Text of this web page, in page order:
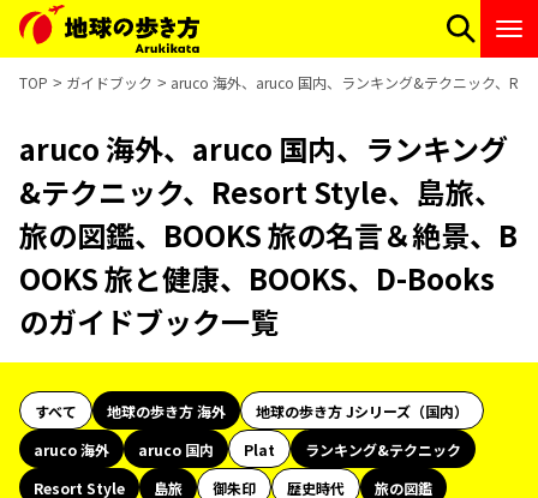
TOP ガイドブック aruco 海外、aruco 国内、ランキング&テクニック、
aruco 海外、aruco 国内、ランキング
&テクニック、Resort Style、島旅、
旅の図鑑、BOOKS 旅の名言＆絶景、B
OOKS 旅と健康、BOOKS、D-Books
のガイドブック一覧
すべて 地球の歩き方 海外
地球の歩き方 Jシリーズ（国内）
aruco 海外
aruco 国内 Plat
ランキング&テクニック
Resort Style
島旅 御朱印 歴史時代
旅の図鑑